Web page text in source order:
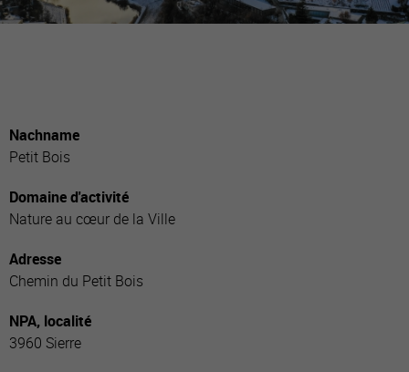
Nachname
Petit Bois
Domaine d'activité
Nature au cœur de la Ville
Adresse
Chemin du Petit Bois
NPA, localité
3960 Sierre